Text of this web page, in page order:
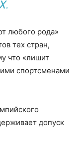
любого рода»
тех стран,
что «лишит
спортсменами
допуск